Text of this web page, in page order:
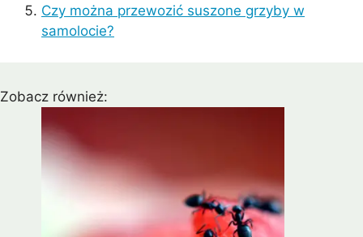
Czy można przewozić suszone grzyby w
samolocie?
Zobacz również: